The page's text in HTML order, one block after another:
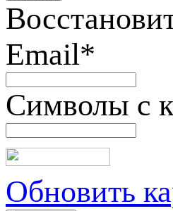
Email*
Символы с
Обновить